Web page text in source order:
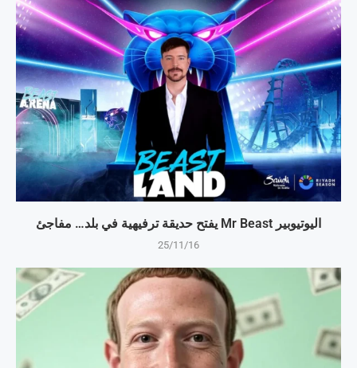
اليوتيوبير Mr Beast يفتح حديقة ترفيهية في بلد… مفاجئ
25/11/16